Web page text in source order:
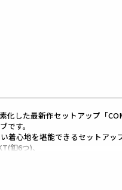
した最新作セットアップ「
です。
着心地を堪能できるセットアップ
釦6つ)、
レイジー仕様にし、
ています。